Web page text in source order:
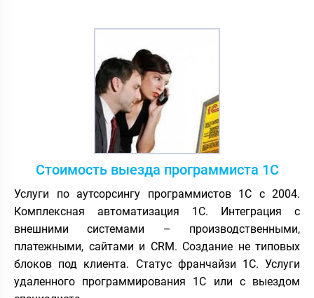
Стоимость выезда программиста 1С
Услуги по аутсорсингу программистов 1С с 2004.
Комплексная автоматизация 1С. Интеграция с
внешними системами – производственными,
платежными, сайтами и CRM. Создание не типовых
блоков под клиента. Статус франчайзи 1С. Услуги
удаленного программирования 1С или с выездом